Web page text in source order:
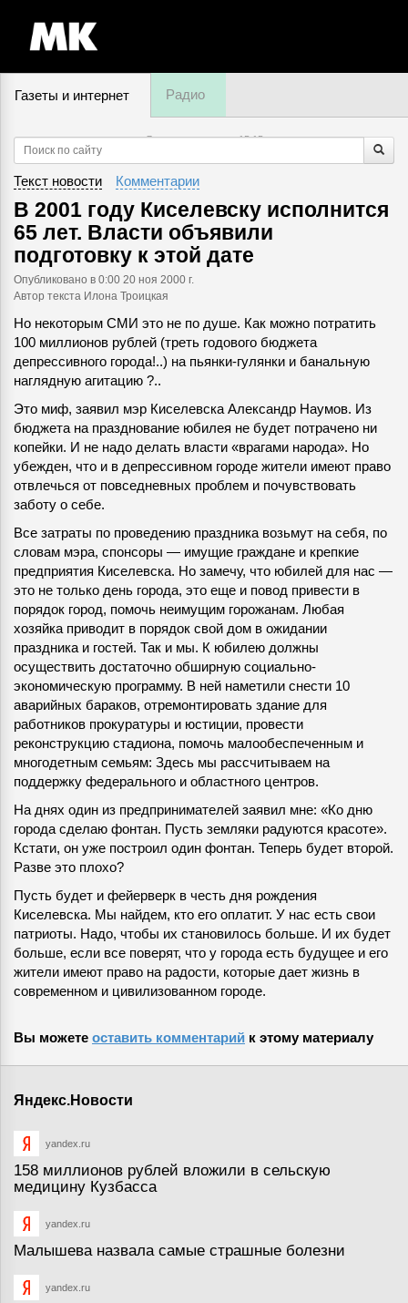
Газеты и интернет Радио
7 августа, пятница,15:15
Текст новости Комментарии
В 2001 году Киселевску исполнится
65 лет. Власти объявили
подготовку к этой дате
Опубликовано в 0:00 20 ноя 2000 г.
Автор текста Илона Троицкая
Но некоторым СМИ это не по душе. Как можно потратить
100 миллионов рублей (треть годового бюджета
депрессивного города!..) на пьянки-гулянки и банальную
наглядную агитацию ?..
Это миф, заявил мэр Киселевска Александр Наумов. Из
бюджета на празднование юбилея не будет потрачено ни
копейки. И не надо делать власти «врагами народа». Но
убежден, что и в депрессивном городе жители имеют право
отвлечься от повседневных проблем и почувствовать
заботу о себе.
Все затраты по проведению праздника возьмут на себя, по
словам мэра, спонсоры — имущие граждане и крепкие
предприятия Киселевска. Но замечу, что юбилей для нас —
это не только день города, это еще и повод привести в
порядок город, помочь неимущим горожанам. Любая
хозяйка приводит в порядок свой дом в ожидании
праздника и гостей. Так и мы. К юбилею должны
осуществить достаточно обширную социально-
экономическую программу. В ней наметили снести 10
аварийных бараков, отремонтировать здание для
работников прокуратуры и юстиции, провести
реконструкцию стадиона, помочь малообеспеченным и
многодетным семьям: Здесь мы рассчитываем на
поддержку федерального и областного центров.
На днях один из предпринимателей заявил мне: «Ко дню
города сделаю фонтан. Пусть земляки радуются красоте».
Кстати, он уже построил один фонтан. Теперь будет второй.
Разве это плохо?
Пусть будет и фейерверк в честь дня рождения
Киселевска. Мы найдем, кто его оплатит. У нас есть свои
патриоты. Надо, чтобы их становилось больше. И их будет
больше, если все поверят, что у города есть будущее и его
жители имеют право на радости, которые дает жизнь в
современном и цивилизованном городе.
Вы можете оставить комментарий к этому материалу
Яндекс.Новости
yandex.ru
158 миллионов рублей вложили в сельскую
медицину Кузбасса
yandex.ru
Малышева назвала самые страшные болезни
yandex.ru